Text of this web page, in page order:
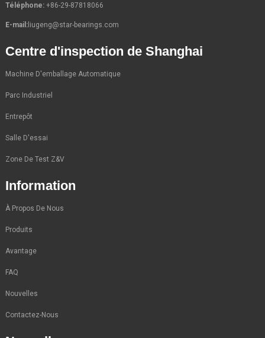
Téléphone: +86-29-87818066
E-mail:liugeng@star-bearings.com
Centre d'inspection de Shanghai
Machine D'emballage Automatique
Parc Industriel
Entrepôt
Salle D'essai
Zone De Test Z&V
Information
À Propos De Nous
Produits
Avantage
FAQ
Nouvelles
Contactez-Nous